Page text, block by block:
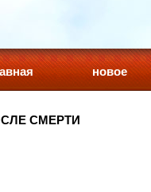
новое
СМЕРТИ